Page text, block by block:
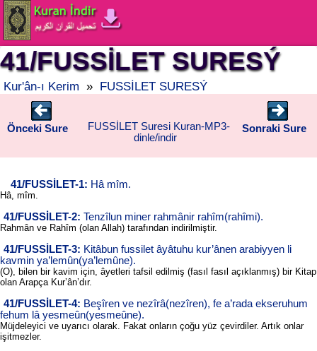
41/FUSSİLET SURESÝ
Kur'ân-ı Kerim » FUSSİLET SURESÝ
Önceki Sure Sonraki Sure
FUSSİLET Suresi Kuran-MP3-
dinle/indir
41/FUSSİLET-1: Hâ mîm.
Hâ, mîm.
41/FUSSİLET-2: Tenzîlun miner rahmânir rahîm(rahîmi).
Rahmân ve Rahîm (olan Allah) tarafından indirilmiştir.
41/FUSSİLET-3: Kitâbun fussilet âyâtuhu kur’ânen arabiyyen li
kavmin ya’lemûn(ya’lemûne).
(O), bilen bir kavim için, âyetleri tafsil edilmiş (fasıl fasıl açıklanmış) bir Kitap
olan Arapça Kur’ân’dır.
41/FUSSİLET-4: Beşîren ve nezîrâ(nezîren), fe a’rada ekseruhum
fehum lâ yesmeûn(yesmeûne).
Müjdeleyici ve uyarıcı olarak. Fakat onların çoğu yüz çevirdiler. Artık onlar
işitmezler.